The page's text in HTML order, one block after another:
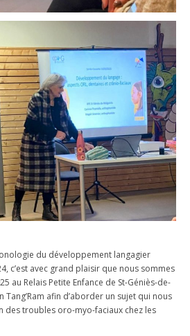
du développement langagier
c’est avec grand plaisir que nous sommes
au Relais Petite Enfance de St-Géniès-de-
Tang’Ram afin d’aborder un sujet qui nous
troubles oro-myo-faciaux chez les